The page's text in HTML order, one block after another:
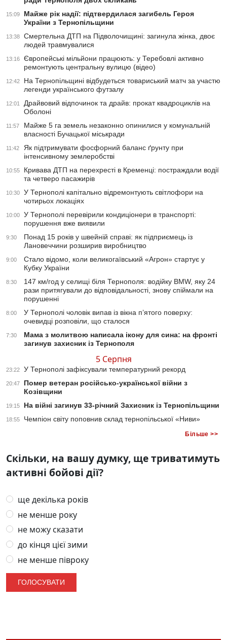
15:09
Майже рік надії: підтвердилася загибель Героя
України з Тернопільщини
13:38
Смертельна ДТП на Підволочищині: загинула жінка, двоє
людей травмувалися
13:16
Європейські мільйони працюють: у Теребовлі активно
ремонтують центральну вулицю (відео)
12:42
На Тернопільщині відбудеться товариський матч за участю
легенди українського футзалу
12:01
Драйвовий відпочинок та драйв: прокат квадроциклів на
Оболоні
11:57
Майже 5 га земель незаконно опинилися у комунальній
власності Бучацької міськради
11:42
Як підтримувати фосфорний баланс ґрунту при
інтенсивному землеробстві
10:55
Кривава ДТП на перехресті в Кременці: постраждали водії
та четверо пасажирів
10:30
У Тернополі капітально відремонтують світлофори на
чотирьох локаціях
10:00
У Тернополі перевірили кондиціонери в транспорті:
порушення вже виявили
9:30
Понад 15 років у швейній справі: як підприємець із
Лановеччини розширив виробництво
9:00
Стало відомо, коли великогаївський «Агрон» стартує у
Кубку України
8:30
147 км/год у селищі біля Тернополя: водійку BMW, яку 24
рази притягували до відповідальності, знову спіймали на
порушенні
8:00
У Тернополі чоловік випав із вікна п’ятого поверху:
очевидці розповіли, що сталося
7:30
Мама з молитвою написала ікону для сина: на фронті
загинув захисник із Тернополя
5 Серпня
23:22 У Тернополі зафіксували температурний рекорд
20:47
Помер ветеран російсько-української війни з
Козівщини
19:15 На війні загинув 33-річний Захисник із Тернопільщини
18:55 Чемпіон світу поповнив склад тернопільської «Ниви»
Більше >>
Скільки, на вашу думку, ще триватимуть
активні бойові дії?
ще декілька років
не менше року
не можу сказати
до кінця цієї зими
не менше півроку